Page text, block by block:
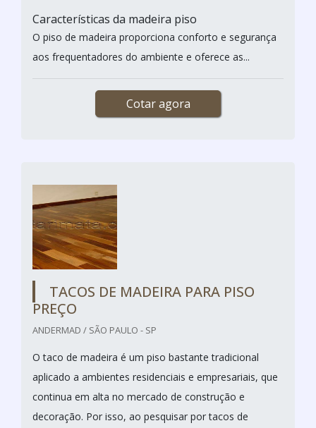
Características da madeira piso
O piso de madeira proporciona conforto e segurança
aos frequentadores do ambiente e oferece as...
Cotar agora
TACOS DE MADEIRA PARA PISO
PREÇO
ANDERMAD / SÃO PAULO - SP
O taco de madeira é um piso bastante tradicional
aplicado a ambientes residenciais e empresariais, que
continua em alta no mercado de construção e
decoração. Por isso, ao pesquisar por tacos de